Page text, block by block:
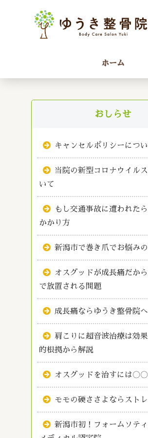
ホーム
おしらせ
キャンセルポリシーにつ
当院の新型コロナウイル
いて
もし交通事故に遭われた
かかり方
新潟市で巻き爪でお悩み
オスグッドが成長痛だか
で放置される問題
成長痛ならゆうき整骨院へ
肩こりに超音波治療は効
的根拠から解説
オスグッドを治すには〇
モモの硬ささよならストレ
新潟市初！フォームソティ